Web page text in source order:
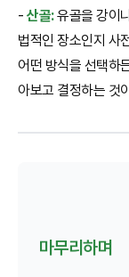
-산골:유골을 강이
법적인 장소인지 사
어떤 방식을 선택하
아보고 결정하는 것
마무리하며